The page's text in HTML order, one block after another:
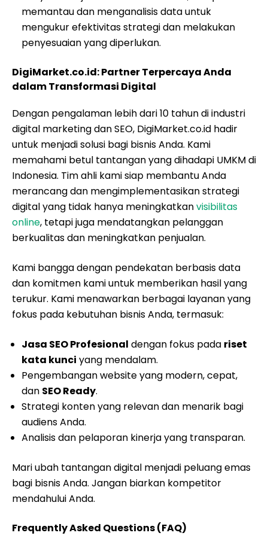
memantau dan menganalisis data untuk
mengukur efektivitas strategi dan melakukan
penyesuaian yang diperlukan.
DigiMarket.co.id: Partner Terpercaya Anda
dalam Transformasi Digital
Dengan pengalaman lebih dari 10 tahun di industri
digital marketing dan SEO, DigiMarket.co.id hadir
untuk menjadi solusi bagi bisnis Anda. Kami
memahami betul tantangan yang dihadapi UMKM di
Indonesia. Tim ahli kami siap membantu Anda
merancang dan mengimplementasikan strategi
digital yang tidak hanya meningkatkanvisibilitas
online, tetapi juga mendatangkan pelanggan
berkualitas dan meningkatkan penjualan.
Kami bangga dengan pendekatan berbasis data
dan komitmen kami untuk memberikan hasil yang
terukur. Kami menawarkan berbagai layanan yang
fokus pada kebutuhan bisnis Anda, termasuk:
Jasa SEO Profesional dengan fokus pada riset
kata kunci yang mendalam.
Pengembangan website yang modern, cepat,
dan SEO Ready.
Strategi konten yang relevan dan menarik bagi
audiens Anda.
Analisis dan pelaporan kinerja yang transparan.
Mari ubah tantangan digital menjadi peluang emas
bagi bisnis Anda. Jangan biarkan kompetitor
mendahului Anda.
Frequently Asked Questions (FAQ)